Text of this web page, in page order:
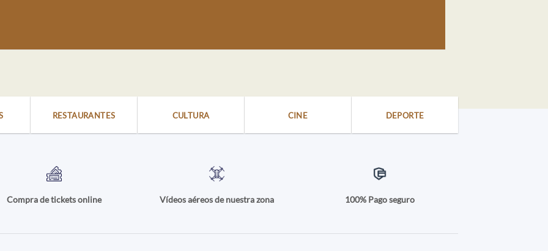
RESTAURANTES CULTURA CINE DEPORTE
Compra de tickets online Vídeos aéreos de nuestra zona 100% Pago seguro